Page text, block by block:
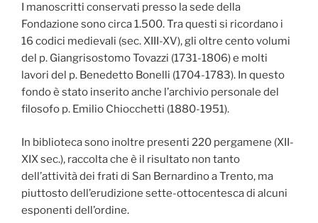
I manoscritti conservati presso la sede della
Fondazione sono circa 1.500. Tra questi si ricordano i
16 codici medievali (sec. XIII-XV), gli oltre cento volumi
del p. Giangrisostomo Tovazzi (1731-1806) e molti
lavori del p. Benedetto Bonelli (1704-1783). In questo
fondo è stato inserito anche l’archivio personale del
filosofo p. Emilio Chiocchetti (1880-1951).
In biblioteca sono inoltre presenti 220 pergamene (XII-
XIX sec.), raccolta che è il risultato non tanto
dell’attività dei frati di San Bernardino a Trento, ma
piuttosto dell’erudizione sette-ottocentesca di alcuni
esponenti dell’ordine.